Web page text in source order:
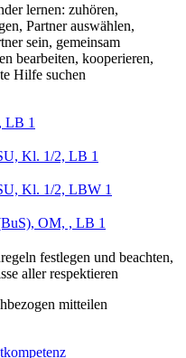
lernen: zuhören,
Partner auswählen,
sein, gemeinsam
bearbeiten, kooperieren,
Hilfe suchen
LB 1
Kl. 1/2, LB 1
Kl. 1/2, LBW 1
OM, , LB 1
festlegen und beachten,
aller respektieren
mitteilen